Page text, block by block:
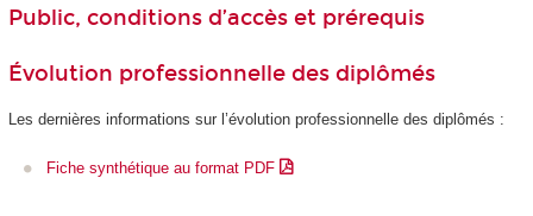
Public, conditions d’accès et prérequis
Évolution professionnelle des diplômés
Les dernières informations sur l’évolution professionnelle des diplômés :
Fiche synthétique au format PDF